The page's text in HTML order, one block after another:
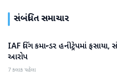
સંબંધિત સમાચાર
રાષ્ટ્રીય
IAF વિંગ કમાન્ડર હનીટ્રેપમાં
આરોપ
7 કલાક પહેલા